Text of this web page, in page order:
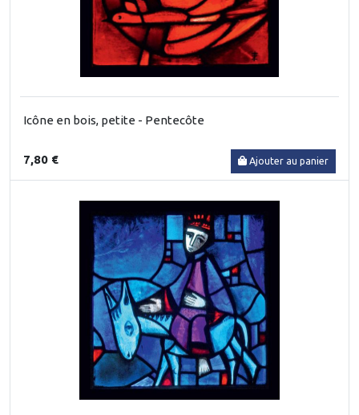
Icône en bois, petite - Pentecôte
7,80 € Ajouter au panier